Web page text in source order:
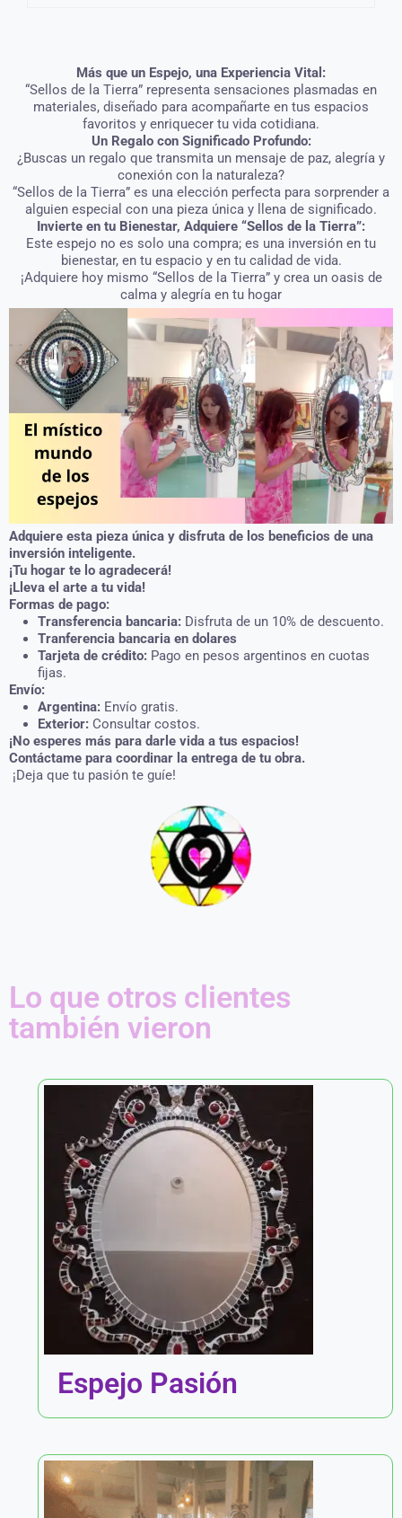
Más que un Espejo, una Experiencia Vital:
“Sellos de la Tierra” representa sensaciones plasmadas en
materiales, diseñado para acompañarte en tus espacios
favoritos y enriquecer tu vida cotidiana.
Un Regalo con Significado Profundo:
¿Buscas un regalo que transmita un mensaje de paz, alegría y
conexión con la naturaleza?
“Sellos de la Tierra” es una elección perfecta para sorprender a
alguien especial con una pieza única y llena de significado.
Invierte en tu Bienestar, Adquiere “Sellos de la Tierra”:
Este espejo no es solo una compra; es una inversión en tu
bienestar, en tu espacio y en tu calidad de vida.
¡Adquiere hoy mismo “Sellos de la Tierra” y crea un oasis de
calma y alegría en tu hogar
Adquiere esta pieza única y disfruta de los beneficios de una
inversión inteligente.
¡Tu hogar te lo agradecerá!
¡Lleva el arte a tu vida!
Formas de pago:
Transferencia bancaria: Disfruta de un 10% de descuento.
Tranferencia bancaria en dolares
Tarjeta de crédito: Pago en pesos argentinos en cuotas
fijas.
Envío:
Argentina: Envío gratis.
Exterior: Consultar costos.
¡No esperes más para darle vida a tus espacios!
Contáctame para coordinar la entrega de tu obra.
¡Deja que tu pasión te guíe!
Lo que otros clientes
también vieron
Espejo Pasión